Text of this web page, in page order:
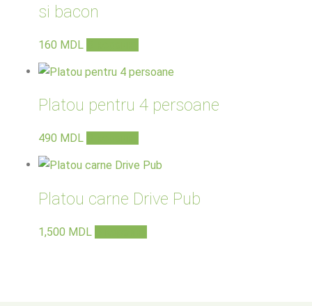
si bacon
160 MDL
Platou pentru 4 persoane
490 MDL
Platou carne Drive Pub
1,500 MDL